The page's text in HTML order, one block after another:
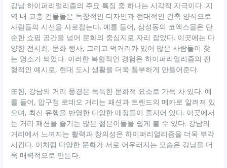
강남 하이퍼리얼리즘의 주요 특징 중 하나는 시각적 자극이다. 지
역 내 고층 건물들은 독창적인 디자인과 현대적인 건축 양식으로
사람들의 시선을 사로잡는다. 예를 들어, 삼성동의 코엑스몰은 단
순한 쇼핑 공간을 넘어 문화의 중심지로 자리 잡았다. 이곳에는 다
양한 전시회, 문화 행사, 그리고 먹거리가 있어 많은 사람들이 찾
는 명소가 되었다. 이러한 복합적인 경험은 하이퍼리얼리즘의 전
형적인 예시로, 현대 도시 생활을 더욱 풍부하게 만들어준다.
또한, 강남의 거리 풍경은 독특한 문화적 요소로 가득 차 있다. 예
를 들어, 압구정 로데오 거리는 패션과 트렌드의 메카로 알려져 있
으며, 최신 유행을 반영한 다양한 매장들이 줄지어 있다. 이곳에서
는 거리 패션을 즐기는 많은 젊은이들을 쉽게 볼 수 있다. 강남의
거리에서 느껴지는 활력과 창의성은 하이퍼리얼리즘을 더욱 부각
시킨다. 이처럼 다양한 문화가 서로 어우러지는 모습은 강남을 더
욱 매력적으로 만든다.